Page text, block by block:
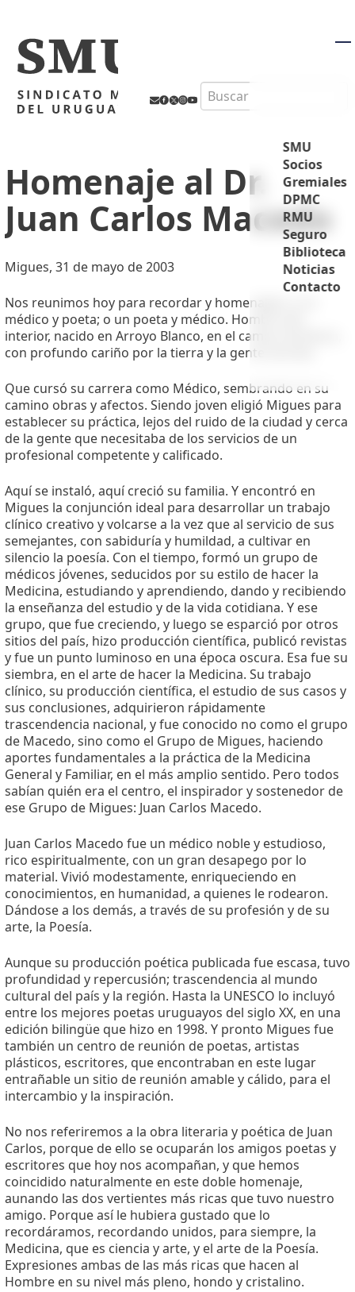
Search
SMU
Socios
Gremiales
DPMC
RMU
Seguro
Biblioteca
Noticias
Contacto
Homenaje al Dr.
Juan Carlos Macedo
Migues, 31 de mayo de 2003
Nos reunimos hoy para recordar y homenajear a un
médico y poeta; o un poeta y médico. Hombre del
interior, nacido en Arroyo Blanco, en el campo de Rivera,
con profundo cariño por la tierra y la gente sencilla.
Que cursó su carrera como Médico, sembrando en su
camino obras y afectos. Siendo joven eligió Migues para
establecer su práctica, lejos del ruido de la ciudad y cerca
de la gente que necesitaba de los servicios de un
profesional competente y calificado.
Aquí se instaló, aquí creció su familia. Y encontró en
Migues la conjunción ideal para desarrollar un trabajo
clínico creativo y volcarse a la vez que al servicio de sus
semejantes, con sabiduría y humildad, a cultivar en
silencio la poesía. Con el tiempo, formó un grupo de
médicos jóvenes, seducidos por su estilo de hacer la
Medicina, estudiando y aprendiendo, dando y recibiendo
la enseñanza del estudio y de la vida cotidiana. Y ese
grupo, que fue creciendo, y luego se esparció por otros
sitios del país, hizo producción científica, publicó revistas
y fue un punto luminoso en una época oscura. Esa fue su
siembra, en el arte de hacer la Medicina. Su trabajo
clínico, su producción científica, el estudio de sus casos y
sus conclusiones, adquirieron rápidamente
trascendencia nacional, y fue conocido no como el grupo
de Macedo, sino como el Grupo de Migues, haciendo
aportes fundamentales a la práctica de la Medicina
General y Familiar, en el más amplio sentido. Pero todos
sabían quién era el centro, el inspirador y sostenedor de
ese Grupo de Migues: Juan Carlos Macedo.
Juan Carlos Macedo fue un médico noble y estudioso,
rico espiritualmente, con un gran desapego por lo
material. Vivió modestamente, enriqueciendo en
conocimientos, en humanidad, a quienes le rodearon.
Dándose a los demás, a través de su profesión y de su
arte, la Poesía.
Aunque su producción poética publicada fue escasa, tuvo
profundidad y repercusión; trascendencia al mundo
cultural del país y la región. Hasta la UNESCO lo incluyó
entre los mejores poetas uruguayos del siglo XX, en una
edición bilingüe que hizo en 1998. Y pronto Migues fue
también un centro de reunión de poetas, artistas
plásticos, escritores, que encontraban en este lugar
entrañable un sitio de reunión amable y cálido, para el
intercambio y la inspiración.
No nos referiremos a la obra literaria y poética de Juan
Carlos, porque de ello se ocuparán los amigos poetas y
escritores que hoy nos acompañan, y que hemos
coincidido naturalmente en este doble homenaje,
aunando las dos vertientes más ricas que tuvo nuestro
amigo. Porque así le hubiera gustado que lo
recordáramos, recordando unidos, para siempre, la
Medicina, que es ciencia y arte, y el arte de la Poesía.
Expresiones ambas de las más ricas que hacen al
Hombre en su nivel más pleno, hondo y cristalino.